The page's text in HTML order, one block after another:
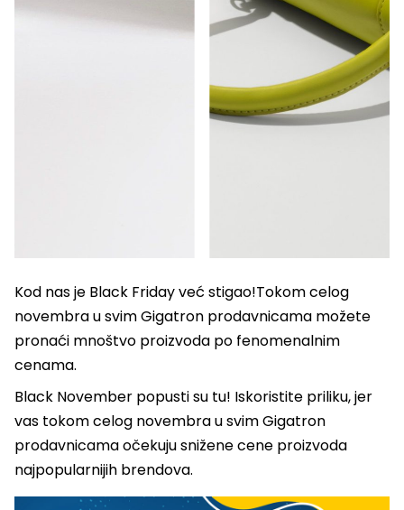
Kod nas je Black Friday već stigao!Tokom celog
novembra u svim Gigatron prodavnicama možete
pronaći mnoštvo proizvoda po fenomenalnim
cenama.
Black November popusti su tu! Iskoristite priliku, jer
vas tokom celog novembra u svim Gigatron
prodavnicama očekuju snižene cene proizvoda
najpopularnijih brendova.